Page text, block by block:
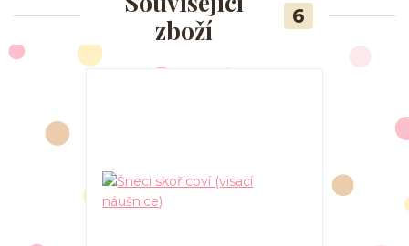
zboží
6